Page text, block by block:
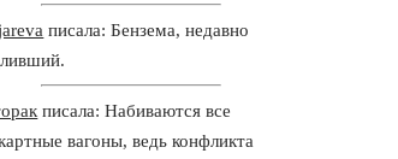
писала: Бензема, недавно
писала: Набиваются все
вагоны, ведь конфликта